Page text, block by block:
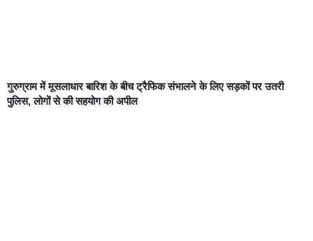
गुरुग्राम में मूसलाधार बारिश के बीच ट्रैफिक संभालने के लिए सड़कों पर उतरी
पुलिस, लोगों से की सहयोग की अपील